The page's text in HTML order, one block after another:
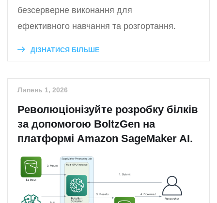
безсерверне виконання для
ефективного навчання та розгортання.
ДІЗНАТИСЯ БІЛЬШЕ
Липень 1, 2026
Революціонізуйте розробку білків
за допомогою BoltzGen на
платформі Amazon SageMaker AI.